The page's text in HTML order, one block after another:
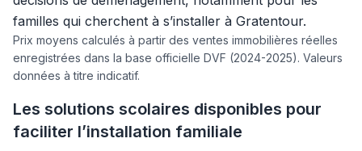
familles qui cherchent à s’installer à Gratentour.
Prix moyens calculés à partir des ventes immobilières réelles
enregistrées dans la base officielle DVF (2024-2025). Valeurs
données à titre indicatif.
Les solutions scolaires disponibles pour
faciliter l’installation familiale